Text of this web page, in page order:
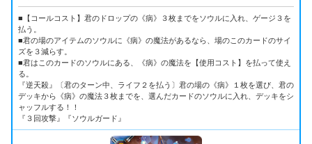
■【コールコスト】君のドロップの《病》３枚までをソウルに入れ、ゲージ３を
払う。
■君の場のアイテムのソウルに《病》の魔法があるなら、場のこのカードのサイ
ズを３減らす。
■君はこのカードのソウルにある、《病》の魔法を【使用コスト】を払って使え
る。
『逆天殺』〔君のターン中、ライフ２を払う〕君の場の《病》１枚を選び、君の
デッキから《病》の魔法３枚までを、選んだカードのソウルに入れ、デッキをシ
ャッフルする！！
『３回攻撃』『ソウルガード』